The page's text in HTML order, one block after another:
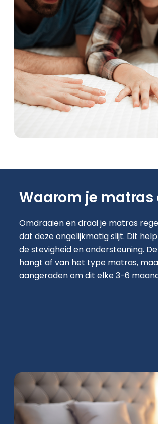
Waarom je
Omdraaien en draai je matras
dat deze ongelijkmatig slijt. Dit
de stevigheid en ondersteuning.
hangt af van het type matras,
aangeraden om dit elke 3-6